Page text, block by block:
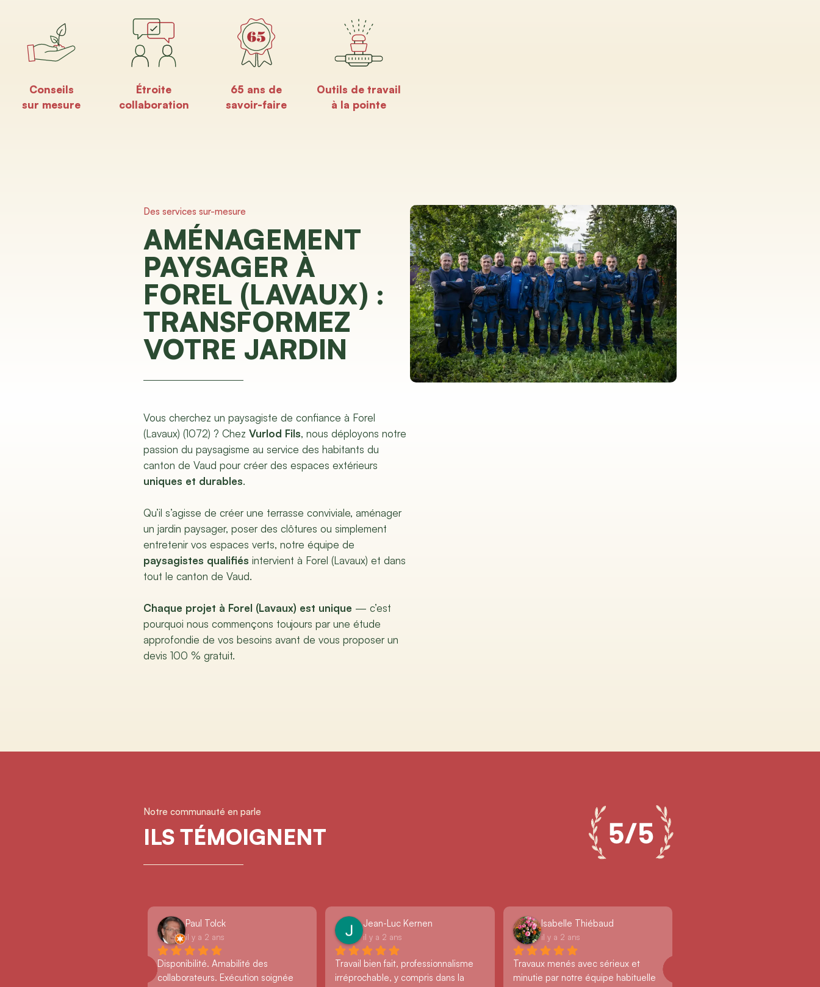
Conseils
sur mesure
Étroite
collaboration
65 ans de
savoir-faire
Outils de travail
à la pointe
Des services sur-mesure
AMÉNAGEMENT
PAYSAGER À
FOREL (LAVAUX) :
TRANSFORMEZ
VOTRE JARDIN
Vous cherchez un paysagiste de confiance à Forel
(Lavaux) (1072) ? ChezVurlod Fils, nous déployons notre
passion du paysagisme au service des habitants du
canton de Vaud pour créer des espaces extérieurs
uniques et durables.
Qu’il s’agisse de créer une terrasse conviviale, aménager
un jardin paysager, poser des clôtures ou simplement
entretenir vos espaces verts, notre équipe de
paysagistes qualifiés intervient à Forel (Lavaux) et dans
tout le canton de Vaud.
Chaque projet à Forel (Lavaux) est unique — c’est
pourquoi nous commençons toujours par une étude
approfondie de vos besoins avant de vous proposer un
devis 100 % gratuit.
Notre communauté en parle
ILS TÉMOIGNENT
Paul Tolck
il y a 2 ans
Disponibilité. Amabilité des
collaborateurs. Exécution soignée
Jean-Luc Kernen
il y a 2 ans
Travail bien fait, professionnalisme
irréprochable, y compris dans la
Isabelle Thiébaud
il y a 2 ans
Travaux menés avec sérieux et
minutie par notre équipe habituelle